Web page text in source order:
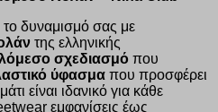
το δυναμισμό σας με
της ελληνικής
σχεδιασμό που
ύφασμα που προσφέρει
είναι ιδανικό για κάθε
εμφανίσεις έως